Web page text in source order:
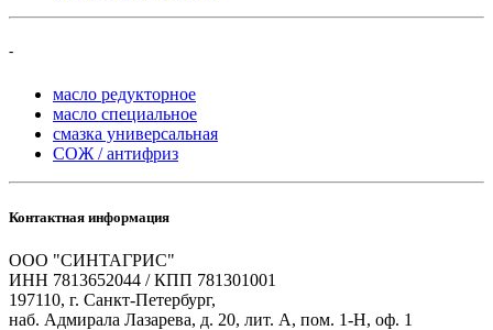
-
масло редукторное
масло специальное
смазка универсальная
СОЖ / антифриз
Контактная информация
ООО "СИНТАГРИС"
ИНН 7813652044 / КПП 781301001
197110, г. Санкт-Петербург,
наб. Адмирала Лазарева, д. 20, лит. А, пом. 1-Н, оф. 1